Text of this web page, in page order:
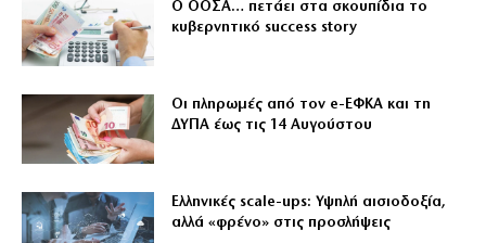
Ο ΟΟΣΑ… πετάει στα σκουπίδια το
κυβερνητικό success story
Οι πληρωμές από τον e-ΕΦΚΑ και τη
ΔΥΠΑ έως τις 14 Αυγούστου
Ελληνικές scale-ups: Υψηλή αισιοδοξία,
αλλά «φρένο» στις προσλήψεις